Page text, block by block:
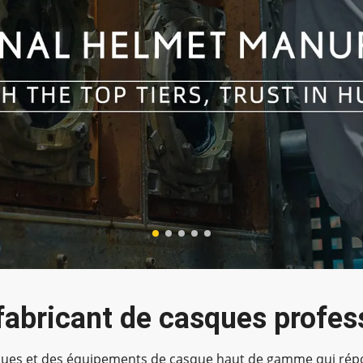
de casques
et des équipements de casque haut de gamme qui